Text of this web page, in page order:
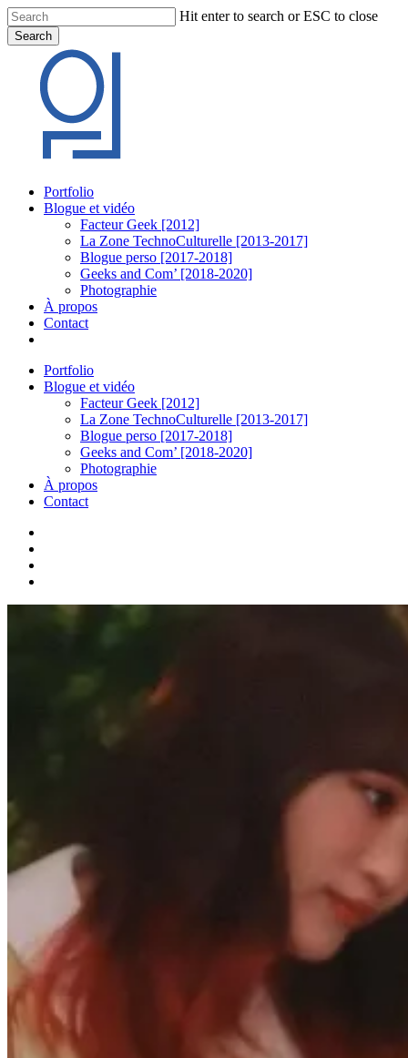
Skip
to
main
content
Hit enter to search or ESC to close
Search
Search
Menu
Portfolio
Blogue et vidéo
Facteur Geek [2012]
La Zone TechnoCulturelle [2013-2017]
Blogue perso [2017-2018]
Geeks and Com’ [2018-2020]
Photographie
À propos
Contact
Portfolio
Blogue et vidéo
Facteur Geek [2012]
La Zone TechnoCulturelle [2013-2017]
Blogue perso [2017-2018]
Geeks and Com’ [2018-2020]
Photographie
À propos
Contact